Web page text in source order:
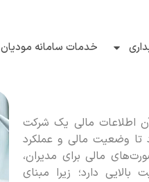
خدمات سامانه مودیان
اطلاعات مالی یک شرکت
تا وضعیت مالی و عملکرد
مالی برای مدیران،
دارد؛ زیرا مبنای